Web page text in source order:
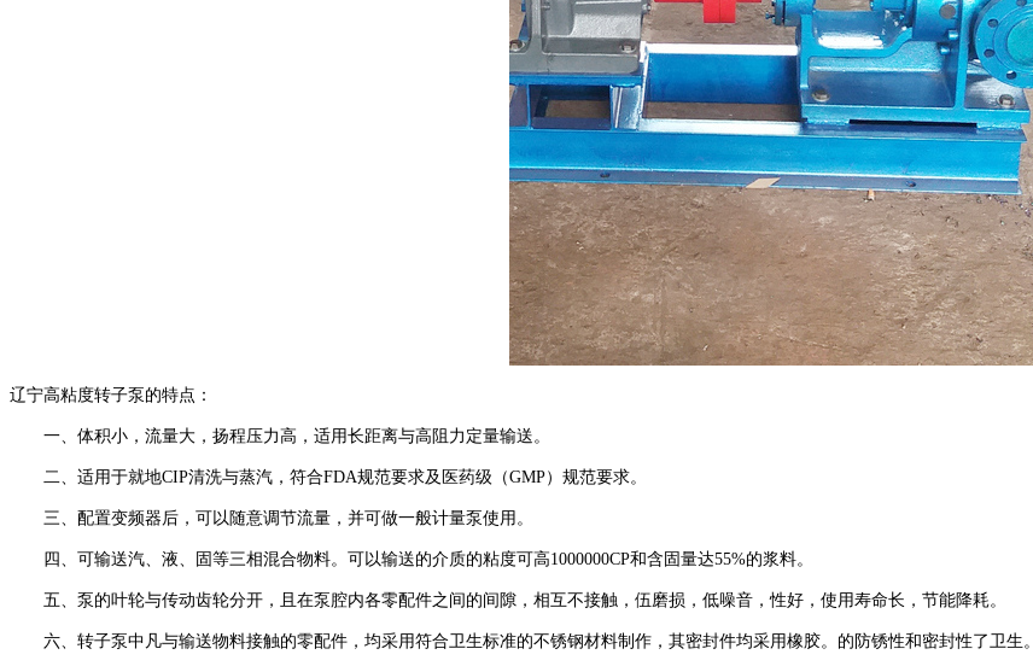
辽宁高粘度转子泵 的特点：
一、体积小，流量大，扬程压力高，适用长距离与高阻力定量输送。
二、适用于就地CIP清洗与蒸汽，符合FDA规范要求及医药级（GMP）规范要求。
三、配置变频器后，可以随意调节流量，并可做一般计量泵使用。
四、可输送汽、液、固等三相混合物料。可以输送的介质的粘度可高1000000CP和含固量达55%的浆料。
五、泵的叶轮与传动齿轮分开，且在泵腔内各零配件之间的间隙，相互不接触，伍磨损，低噪音，性好，使用寿命长，节能降耗。
六、转子泵中凡与输送物料接触的零配件，均采用符合卫生标准的不锈钢材料制作，其密封件均采用橡胶。的防锈性和密封性了卫生。